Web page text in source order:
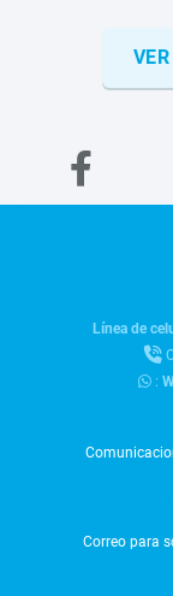
Línea de
:
Correo para